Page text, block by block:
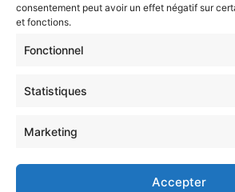
consentement peut avoir un effet négatif sur
et fonctions.
Fonctionnel
Statistiques
Marketing
Accepter
Choisissez : matin, soir ou
votre